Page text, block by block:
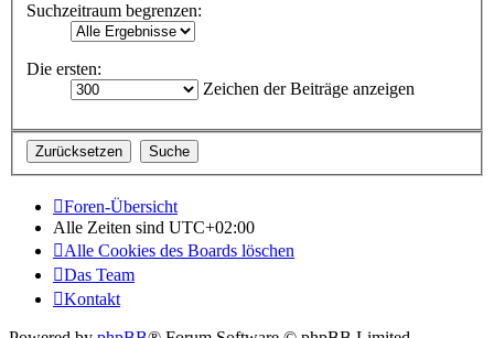
Suchzeitraum begrenzen:
Die ersten:
Zeichen der Beiträge anzeigen
Foren-Übersicht
Alle Zeiten sind UTC+02:00
Alle Cookies des Boards löschen
Das Team
Kontakt